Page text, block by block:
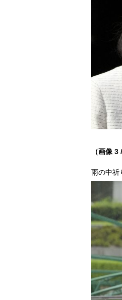
（画像 3
雨の中祈